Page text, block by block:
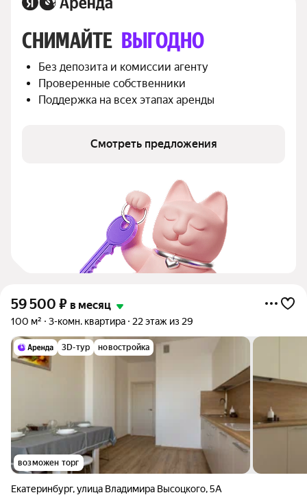
СНИМАЙТЕ ВЫГОДНО
Без депозита и комиссии агенту
Проверенные собственники
Поддержка на всех этапах аренды
Смотреть предложения
59 500 ₽ в месяц
100 м² 3-комн. квартира 22 этаж из 29
3D-тур новостройка
возможен торг
Екатеринбург,улица Владимира Высоцкого,5А